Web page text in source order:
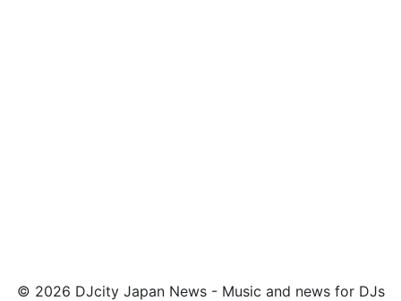
© 2026 DJcity Japan News - Music and news for DJs